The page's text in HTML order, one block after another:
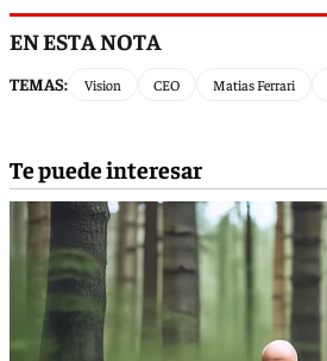
EN ESTA NOTA
TEMAS: Vision CEO Matias Ferrari